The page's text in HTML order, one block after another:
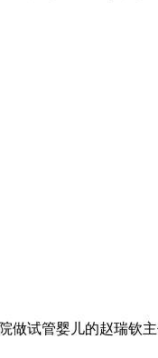
试管婴儿的赵瑞钦